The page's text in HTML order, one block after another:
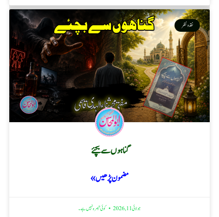
نقد ونظر
گناہوں سے بچئے
مضمون پڑھیں »
جولائی 11, 2026 کوئی تبصرہ نہیں ہے۔